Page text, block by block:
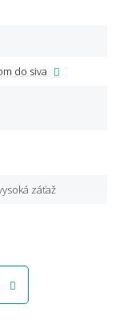
do siva
záťaž